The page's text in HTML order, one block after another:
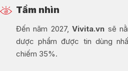
Tầm nhìn
Đến năm 2027,Vivita.vn sẽ
dược phẩm được tin dùng
chiếm 35%.